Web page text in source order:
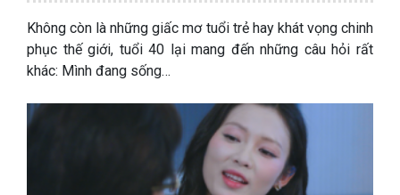
Không còn là những giấc mơ tuổi trẻ hay khát vọng chinh
phục thế giới, tuổi 40 lại mang đến những câu hỏi rất
khác: Mình đang sống…